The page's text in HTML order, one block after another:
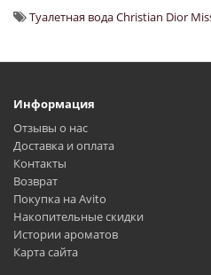
Туалетная вода Christian Dior
Информация
Отзывы о нас
Доставка и оплата
Контакты
Возврат
Покупка на Avito
Накопительные скидки
Истории ароматов
Карта сайта